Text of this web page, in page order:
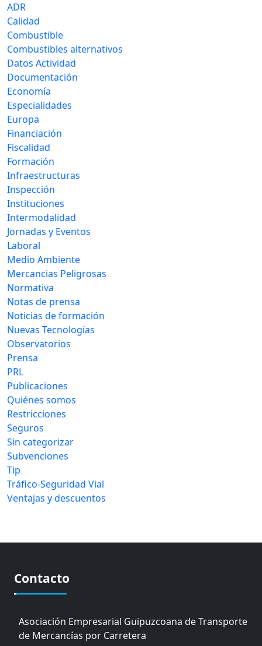
ADR
Calidad
Combustible
Combustibles alternativos
Datos Actividad
Documentación
Economía
Especialidades
Europa
Financiación
Fiscalidad
Formación
Infraestructuras
Inspección
Instituciones
Intermodalidad
Jornadas y Eventos
Laboral
Medio Ambiente
Mercancias Peligrosas
Normativa
Notas de prensa
Noticias de formación
Nuevas Tecnologías
Observatorios
Prensa
PRL
Publicaciones
Quiénes somos
Restricciones
Seguros
Sin categorizar
Subvenciones
Tip
Tráfico-Seguridad Vial
Ventajas y descuentos
Contacto
Asociación Empresarial Guipuzcoana de Transporte
de Mercancías por Carretera